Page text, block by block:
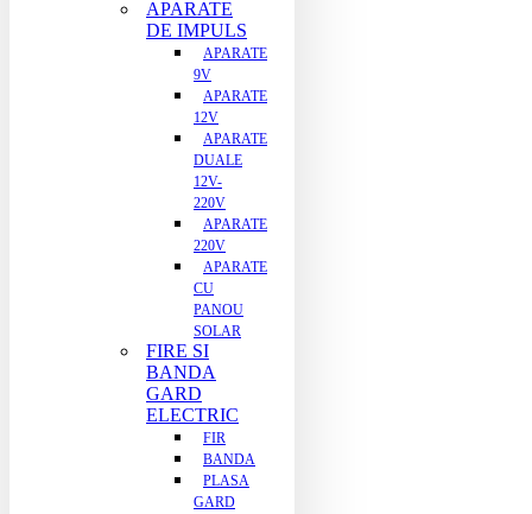
APARATE
DE IMPULS
APARATE
9V
APARATE
12V
APARATE
DUALE
12V-
220V
APARATE
220V
APARATE
CU
PANOU
SOLAR
FIRE SI
BANDA
GARD
ELECTRIC
FIR
BANDA
PLASA
GARD